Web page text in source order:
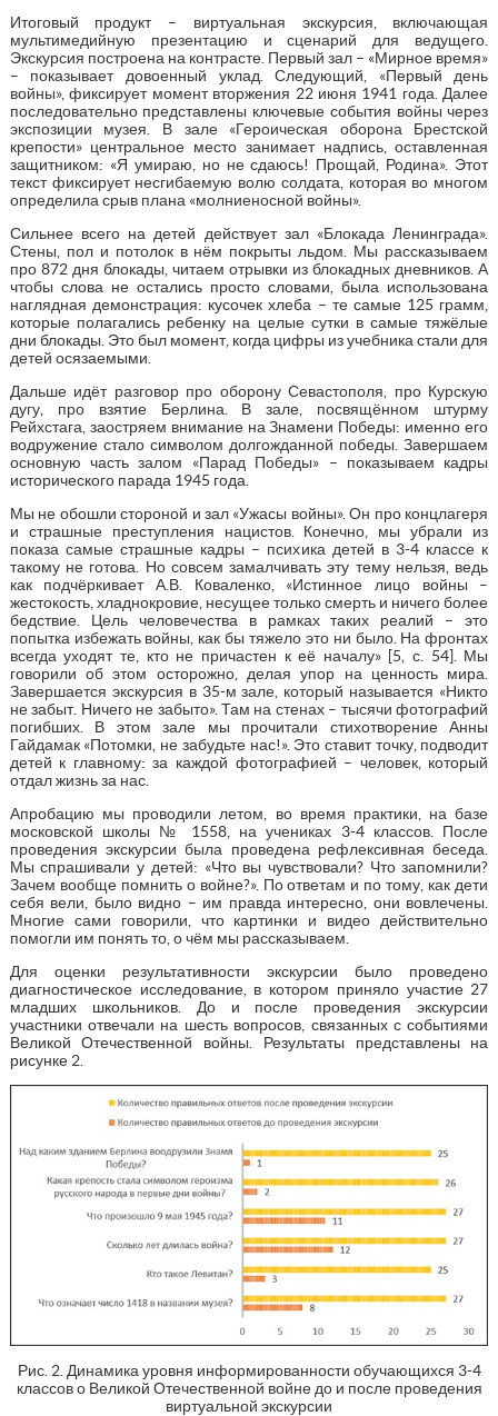
Итоговый продукт – виртуальная экскурсия, включающая
мультимедийную презентацию и сценарий для ведущего.
Экскурсия построена на контрасте. Первый зал – «Мирное время»
– показывает довоенный уклад. Следующий, «Первый день
войны», фиксирует момент вторжения 22 июня 1941 года. Далее
последовательно представлены ключевые события войны через
экспозиции музея. В зале «Героическая оборона Брестской
крепости» центральное место занимает надпись, оставленная
защитником: «Я умираю, но не сдаюсь! Прощай, Родина». Этот
текст фиксирует несгибаемую волю солдата, которая во многом
определила срыв плана «молниеносной войны».
Сильнее всего на детей действует зал «Блокада Ленинграда».
Стены, пол и потолок в нём покрыты льдом. Мы рассказываем
про 872 дня блокады, читаем отрывки из блокадных дневников. А
чтобы слова не остались просто словами, была использована
наглядная демонстрация: кусочек хлеба – те самые 125 грамм,
которые полагались ребенку на целые сутки в самые тяжёлые
дни блокады. Это был момент, когда цифры из учебника стали для
детей осязаемыми.
Дальше идёт разговор про оборону Севастополя, про Курскую
дугу, про взятие Берлина. В зале, посвящённом штурму
Рейхстага, заостряем внимание на Знамени Победы: именно его
водружение стало символом долгожданной победы. Завершаем
основную часть залом «Парад Победы» – показываем кадры
исторического парада 1945 года.
Мы не обошли стороной и зал «Ужасы войны». Он про концлагеря
и страшные преступления нацистов. Конечно, мы убрали из
показа самые страшные кадры – психика детей в 3-4 классе к
такому не готова. Но совсем замалчивать эту тему нельзя, ведь
как подчёркивает А.В. Коваленко, «Истинное лицо войны –
жестокость, хладнокровие, несущее только смерть и ничего более
бедствие. Цель человечества в рамках таких реалий – это
попытка избежать войны, как бы тяжело это ни было. На фронтах
всегда уходят те, кто не причастен к её началу» [5, с. 54]. Мы
говорили об этом осторожно, делая упор на ценность мира.
Завершается экскурсия в 35-м зале, который называется «Никто
не забыт. Ничего не забыто». Там на стенах – тысячи фотографий
погибших. В этом зале мы прочитали стихотворение Анны
Гайдамак «Потомки, не забудьте нас!». Это ставит точку, подводит
детей к главному: за каждой фотографией – человек, который
отдал жизнь за нас.
Апробацию мы проводили летом, во время практики, на базе
московской школы № 1558, на учениках 3-4 классов. После
проведения экскурсии была проведена рефлексивная беседа.
Мы спрашивали у детей: «Что вы чувствовали? Что запомнили?
Зачем вообще помнить о войне?». По ответам и по тому, как дети
себя вели, было видно – им правда интересно, они вовлечены.
Многие сами говорили, что картинки и видео действительно
помогли им понять то, о чём мы рассказываем.
Для оценки результативности экскурсии было проведено
диагностическое исследование, в котором приняло участие 27
младших школьников. До и после проведения экскурсии
участники отвечали на шесть вопросов, связанных с событиями
Великой Отечественной войны. Результаты представлены на
рисунке 2.
Рис. 2. Динамика уровня информированности обучающихся 3-4
классов о Великой Отечественной войне до и после проведения
виртуальной экскурсии